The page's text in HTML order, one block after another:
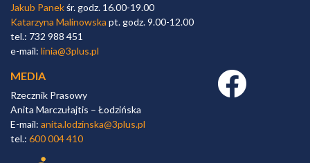
Jakub Panekśr. godz. 16.00-19.00
Katarzyna Malinowska pt. godz. 9.00-12.00
tel.: 732 988 451
e-mail: linia@3plus.pl
MEDIA
Rzecznik Prasowy
Anita Marczułajtis – Łodzińska
E-mail: anita.lodzinska@3plus.pl
tel.: 600 004 410
Facebook link